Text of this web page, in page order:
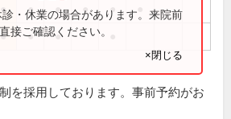
● ● ● ● ●
● ● ●
・休業の場合があります。来院前
接ご確認ください。
×閉じる
を採用しております。事前予約がお